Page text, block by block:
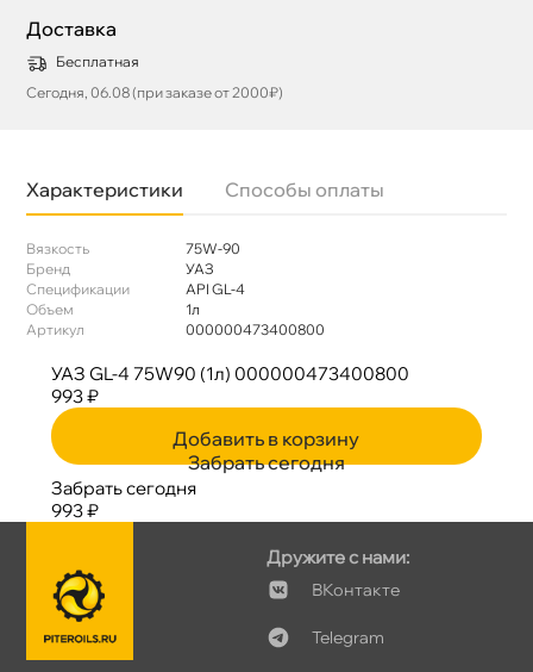
Доставка
Бесплатная
Сегодня, 06.08 (при заказе от 2000₽)
Характеристики Способы оплаты
язкость
75W-90
Бренд
УАЗ
Спецификации
API GL-4
Объем
1л
Артикул
000000473400800
УАЗ GL-4 75W90 (1л) 000000473400800
993 ₽
Добавить в корзину
Забрать сегодня
Забрать сегодня
993 ₽
Дружите с нами:
Контакте
Telegram